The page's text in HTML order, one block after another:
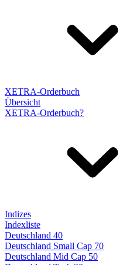
XETRA-Orderbuch
Übersicht
XETRA-Orderbuch?
Indizes
Indexliste
Deutschland 40
Deutschland Small Cap 70
Deutschland Mid Cap 50